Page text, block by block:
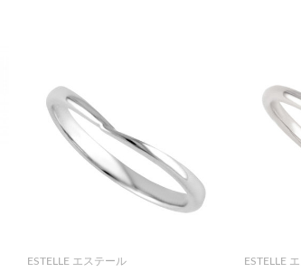
ESTELLE エステール
ESTELLE